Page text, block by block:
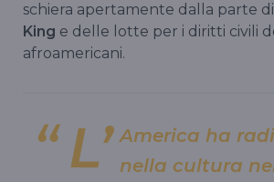
schiera apertamente dalla parte di
King e delle lotte per i diritti civili
afroamericani.
L’ America ha
nella cultura